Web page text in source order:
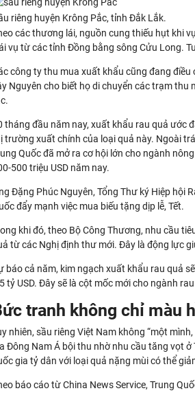
riêng huyện Krông Pắc, tỉnh Đắk Lắk.
các thương lái, nguồn cung thiếu hụt khi
vụ từ các tỉnh Đồng bằng sông Cửu Long.
công ty thu mua xuất khẩu cũng đang
Nguyên cho biết họ di chuyển các trạm
tháng đầu năm nay, xuất khẩu rau quả ước
trường xuất chính của loại quả này. Ngoài
Quốc đã mở ra cơ hội lớn cho ngành
500 triệu USD năm nay.
Đặng Phúc Nguyên, Tổng Thư ký Hiệp hội
đẩy mạnh việc mua biếu tặng dịp lễ, Tết.
khi đó, theo Bộ Công Thương, nhu cầu
từ các Nghị định thư mới. Đây là động lực
báo cả năm, kim ngạch xuất khẩu rau quả
tỷ USD. Đây sẽ là cột mốc mới cho ngành
tranh không chỉ màu
nhiên, sầu riêng Việt Nam không “một
Đông Nam Á bội thu nhờ nhu cầu tăng vọt
gia tỷ dân với loại quả nặng mùi có thể
báo cáo từ China News Service, Trung